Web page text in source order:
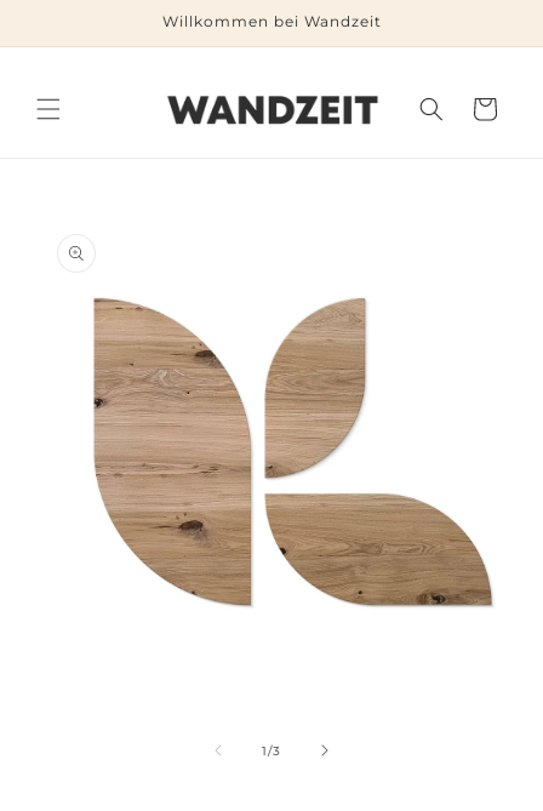
Inhalt
Willkommen bei Wandzeit
Warenkorb
1/von
3